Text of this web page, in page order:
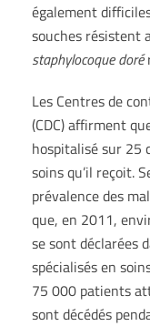
également
souches résistent
staphylocoque doré
Les Centres de
(CDC) affirment
hospitalisé sur 25
soins qu’il reçoit.
prévalence des
que, en 2011,
se sont déclarées
spécialisés en
75 000 patients
sont décédés